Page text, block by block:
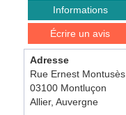
Informations
Écrire un avis
Adresse
Rue Ernest Montusès
03100 Montluçon
Allier, Auvergne